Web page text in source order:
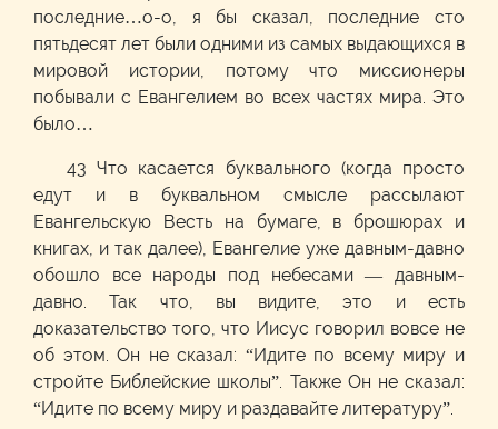
последние…о-о, я бы сказал, последние сто
пятьдесят лет были одними из самых выдающихся в
мировой истории, потому что миссионеры
побывали с Евангелием во всех частях мира. Это
было…
43 Что касается буквального (когда просто
едут и в буквальном смысле рассылают
Евангельскую Весть на бумаге, в брошюрах и
книгах, и так далее), Евангелие уже давным-давно
обошло все народы под небесами — давным-
давно. Так что, вы видите, это и есть
доказательство того, что Иисус говорил вовсе не
об этом. Он не сказал: “Идите по всему миру и
стройте Библейские школы”. Также Он не сказал:
“Идите по всему миру и раздавайте литературу”.